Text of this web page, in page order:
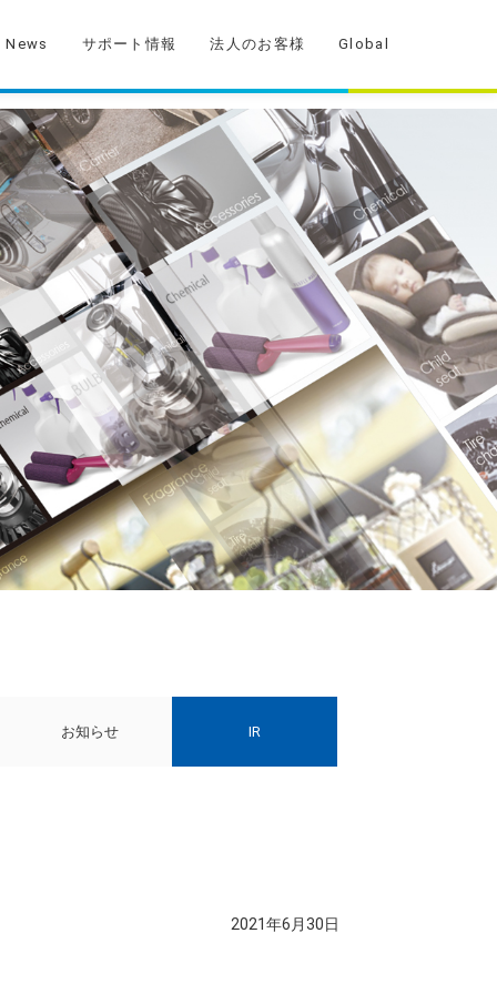
News サポート情報 法人のお客様 Global
お知らせ IR
2021年6月30日